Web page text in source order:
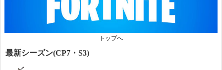
トップへ
最新シーズン(CP7・S3)